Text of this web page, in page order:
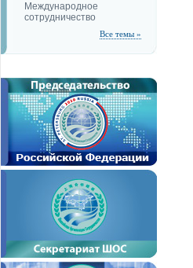
Международное
сотрудничество
Все темы »